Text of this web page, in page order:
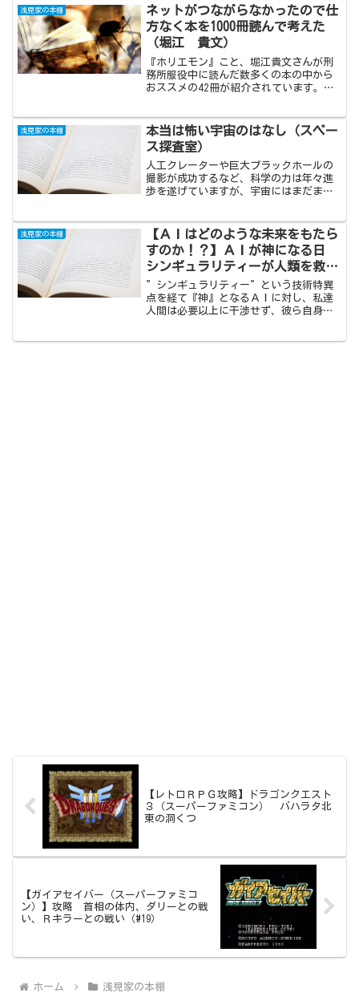
容。現金の価値が薄れていくこれからの
時代、仮想通貨はどのような役割を果た
していくのか楽しみです。
浅見家の本棚
ネットがつながらなかったので仕
方なく本を1000冊読んで考えた
（堀江 貴文）
『ホリエモン』こと、堀江貴文さんが刑
務所服役中に読んだ数多くの本の中から
おススメの42冊が紹介されています。そ
の５項目に分類され、独自の書評とその
本を読んでどのようなことを考えていた
のかが述べられています。
浅見家の本棚
本当は怖い宇宙のはなし（スペー
ス探査室）
人工クレーターや巨大ブラックホールの
撮影が成功するなど、科学の力は年々進
歩を遂げていますが、宇宙にはまだまだ
い）。本書はそんな宇宙の負の部分が、
私のような文系人間にも分かりやすいよ
うにまとめられています。宇宙は、本当
に面白い！
浅見家の本棚
【ＡＩはどのような未来をもたら
すのか！？】ＡＩが神になる日
シンギュラリティーが人類を救う
／松本 徹三
”シンギュラリティー”という技術特異
点を経て『神』となるＡＩに対し、私達
人間は必要以上に干渉せず、彼ら自身に
【レトロＲＰＧ攻略】ドラゴンクエスト
３（スーパーファミコン） バハラタ北
東の洞くつ
【ガイアセイバー（スーパーファミコ
ン）】攻略 首相の体内、ダリーとの戦
い、Ｒキラーとの戦い（#19）
ホーム 浅見家の本棚